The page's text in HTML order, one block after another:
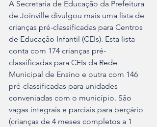
A Secretaria de Educação da Prefeitura
de Joinville divulgou mais uma lista de
crianças pré-classificadas para Centros
de Educação Infantil (CEIs). Esta lista
conta com 174 crianças pré-
classificadas para CEIs da Rede
Municipal de Ensino e outra com 146
pré-classificadas para unidades
conveniadas com o município. São
vagas integrais e parciais para berçário
(crianças de 4 meses completos a 1